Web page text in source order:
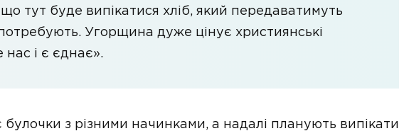
тут буде випікатися хліб, який передаватимуть
Угорщина дуже цінує християнські
нас і є єднає».
булочки з різними начинками, а надалі планують випікати